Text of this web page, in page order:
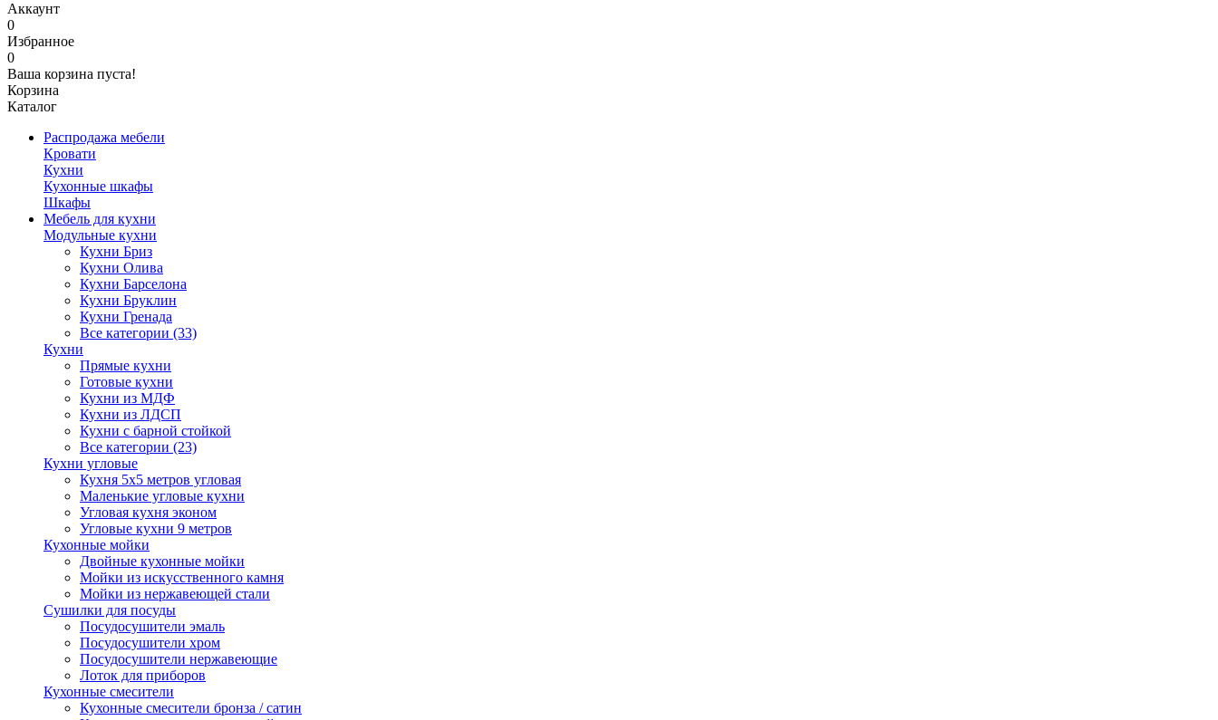
Аккаунт
0
Избранное
0
Ваша корзина пуста!
Корзина
Каталог
Распродажа мебели
Кровати
Кухни
Кухонные шкафы
Шкафы
Мебель для кухни
Модульные кухни
Кухни Бриз
Кухни Олива
Кухни Барселона
Кухни Бруклин
Кухни Гренада
Все категории (33)
Кухни
Прямые кухни
Готовые кухни
Кухни из МДФ
Кухни из ЛДСП
Кухни с барной стойкой
Все категории (23)
Кухни угловые
Кухня 5х5 метров угловая
Маленькие угловые кухни
Угловая кухня эконом
Угловые кухни 9 метров
Кухонные мойки
Двойные кухонные мойки
Мойки из искусственного камня
Мойки из нержавеющей стали
Сушилки для посуды
Посудосушители эмаль
Посудосушители хром
Посудосушители нержавеющие
Лоток для приборов
Кухонные смесители
Кухонные смесители бронза / сатин